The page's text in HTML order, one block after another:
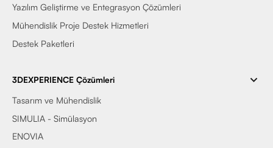
Yazılım Geliştirme ve Entegrasyon Çözümleri
Mühendislik Proje Destek Hizmetleri
Destek Paketleri
3DEXPERIENCE Çözümleri
Tasarım ve Mühendislik
SIMULIA - Simülasyon
ENOVIA